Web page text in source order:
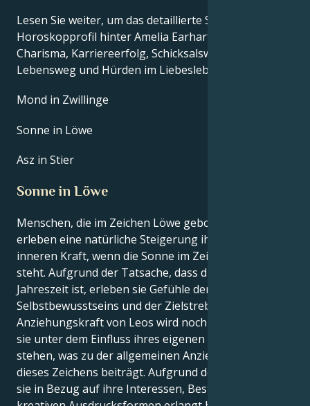
Lesen Sie weiter, um das detaillierte Sternzeichen-
Horoskopprofil hinter Amelia Earharts Talent,
Charisma, Karriereerfolg, Schicksalswendungen,
Lebensweg und Hürden im Liebesleben zu erkunden.
Mond in Zwillinge
Sonne in Löwe
Asz in Stier
Sonne in Löwe
Menschen, die im Zeichen Löwe geboren sind,
erleben eine natürliche Steigerung ihrer eigenen
inneren Kraft, wenn die Sonne im Zeichen Löwe
steht. Aufgrund der Tatsache, dass dies ihre
Jahreszeit ist, erleben sie Gefühle der Macht, des
Selbstbewusstseins und der Zielstrebigkeit. Die
Anziehungskraft von Leos wird noch verstärkt, wenn
sie unter dem Einfluss ihres eigenen Sonnenzeichens
stehen, was zu der allgemeinen Anziehungskraft
dieses Zeichens beiträgt. Aufgrund der Klarheit, die
sie in Bezug auf ihre Interessen, Bestrebungen und